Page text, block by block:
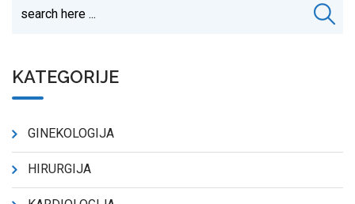
KATEGORIJE
GINEKOLOGIJA
HIRURGIJA